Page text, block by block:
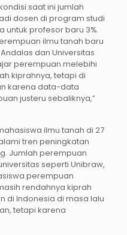
saat ini jumlah
dosen di program studi
untuk profesor baru 3%.
ilmu tanah baru
dan Universitas
perempuan melebihi
kiprahnya, tetapi di
karena data-data
justeru sebaliknya,”
ilmu tanah di 27
tren peningkatan
Jumlah perempuan
seperti Unibraw,
perempuan
rendahnya kiprah
di Indonesia di masa lalu
tetapi karena